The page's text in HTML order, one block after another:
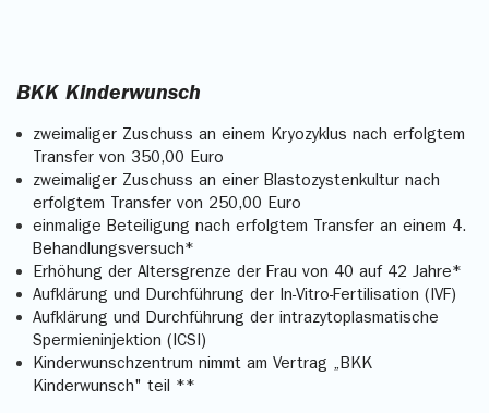
BKK Kinderwunsch
zweimaliger Zuschuss an einem Kryozyklus nach erfolgtem
Transfer von 350,00 Euro
zweimaliger Zuschuss an einer Blastozystenkultur nach
erfolgtem Transfer von 250,00 Euro
einmalige Beteiligung nach erfolgtem Transfer an einem 4.
Behandlungsversuch*
Erhöhung der Altersgrenze der Frau von 40 auf 42 Jahre*
Aufklärung und Durchführung der In-Vitro-Fertilisation (IVF)
Aufklärung und Durchführung der intrazytoplasmatische
Spermieninjektion (ICSI)
Kinderwunschzentrum nimmt am Vertrag „BKK
Kinderwunsch" teil **